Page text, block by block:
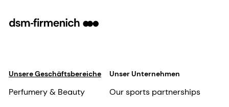
Unsere Geschäftsbereiche
Perfumery & Beauty
Unser Unternehmen
Our sports partnerships